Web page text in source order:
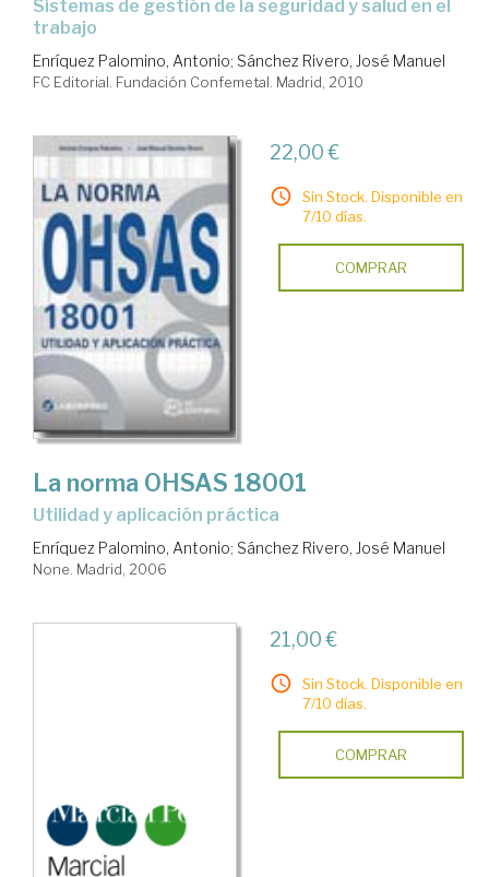
sistemas de gestión de la seguridad y salud en el
trabajo
Enríquez Palomino, Antonio; Sánchez Rivero, José Manuel
FC Editorial. Fundación Confemetal. Madrid, 2010
22,00 €
Sin Stock. Disponible en
7/10 días.
COMPRAR
La norma OHSAS 18001
utilidad y aplicación práctica
Enríquez Palomino, Antonio; Sánchez Rivero, José Manuel
None. Madrid, 2006
21,00 €
Sin Stock. Disponible en
7/10 días.
COMPRAR